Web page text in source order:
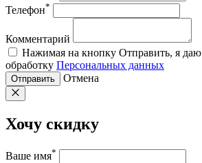
Телефон*
Комментарий
Нажимая на кнопку Отправить, я даю
обработку Персональных данных
Отправить Отмена
Хочу скидку
Ваше имя*